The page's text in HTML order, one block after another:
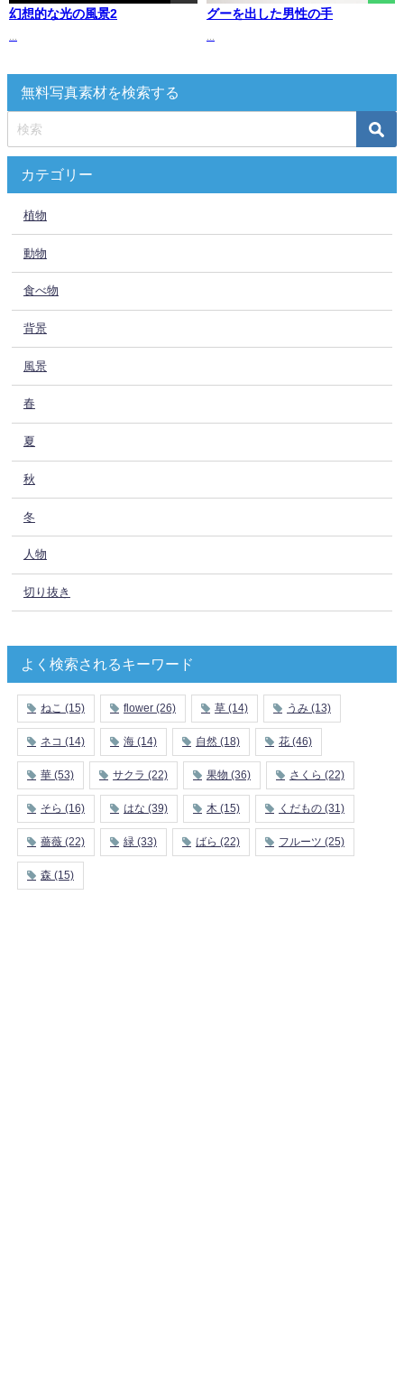
幻想的な光の風景2 グーを出した男性の手
無料写真素材を検索する
カテゴリー
植物
動物
食べ物
背景
風景
春
夏
秋
冬
人物
切り抜き
よく検索されるキーワード
ねこ (15) flower (26) 草 (14) うみ (13)
ネコ (14) 海 (14) 自然 (18) 花 (46)
華 (53) サクラ (22) 果物 (36) さくら (22)
そら (16) はな (39) 木 (15) くだもの (31)
薔薇 (22) 緑 (33) ばら (22) フルーツ (25)
森 (15)